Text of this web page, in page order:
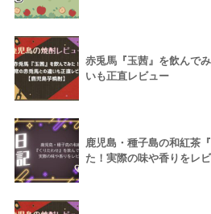
赤兎馬『玉茜』を飲んで
いも正直レビュー
鹿児島・種子島の和紅茶
た！実際の味や香りをレ